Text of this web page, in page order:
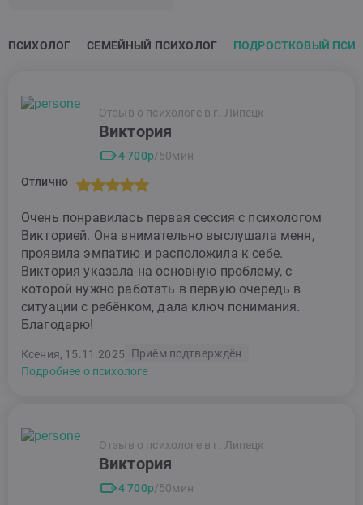
ПСИХОЛОГ СЕМЕЙНЫЙ ПСИХОЛОГ ПОДРОСТКОВЫЙ
Отзыв о психологе в г. Липецк
Виктория
4 700р/50мин
Отлично
Очень понравилась первая сессия с психологом
Викторией. Она внимательно выслушала меня,
проявила эмпатию и расположила к себе.
Виктория указала на основную проблему, с
которой нужно работать в первую очередь в
ситуации с ребёнком, дала ключ понимания.
Благодарю!
Ксения, 15.11.2025
Приём подтверждён
Подробнее о психологе
Отзыв о психологе в г. Липецк
Виктория
4 700р/50мин